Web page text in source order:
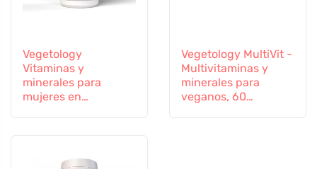
Vegetology
Vitaminas y
minerales para
mujeres en
Vegetology MultiVit -
Multivitaminas y
minerales para
veganos, 60